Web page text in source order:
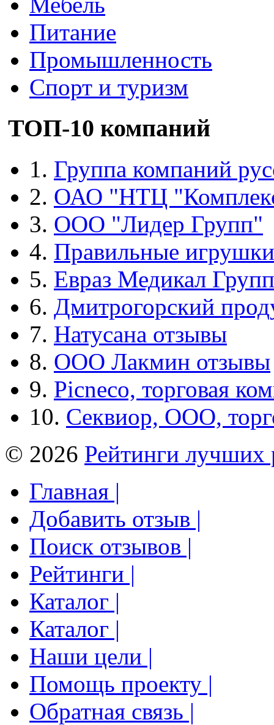
Питание
Промышленность
Спорт и туризм
ТОП-10 компаний
1. Группа компаний
2. ОАО "НТЦ
3. ООО "Лидер Групп"
4. Правильные игрушки
5. Евраз Медикал Групп
6. Дмитрогорский
7. Натусана отзывы
8. ООО Лакмин отзывы
9. Picneco, торговая
10. Секвиор, ООО,
© 2026 Рейтинги лучших
Главная |
Добавить отзыв |
Поиск отзывов |
Рейтинги |
Каталог |
Каталог |
Наши цели |
Помощь проекту |
Обратная связь |